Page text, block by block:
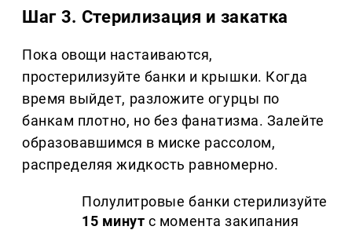
Шаг 3. Стерилизация и закатка
Пока овощи настаиваются,
простерилизуйте банки и крышки. Когда
время выйдет, разложите огурцы по
банкам плотно, но без фанатизма. Залейте
образовавшимся в миске рассолом,
распределяя жидкость равномерно.
Полулитровые банки стерилизуйте
15 минут с момента закипания